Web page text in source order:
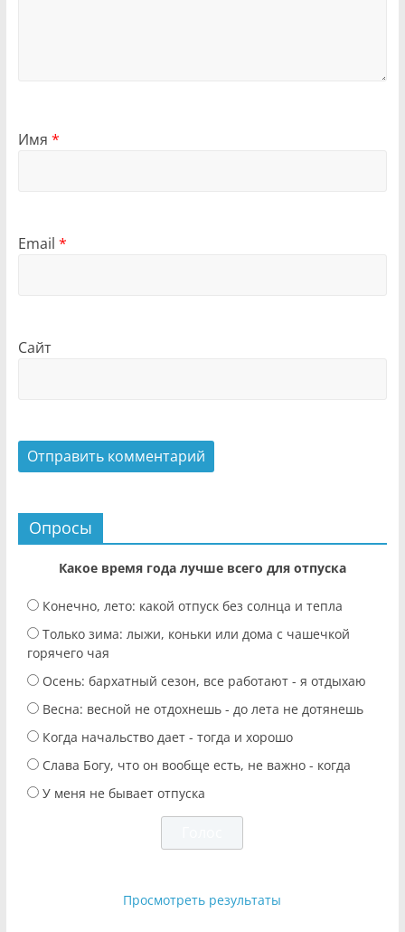
Имя *
Email *
Сайт
Опросы
Какое время года лучше всего для отпуска
Конечно, лето: какой отпуск без солнца и тепла
Только зима: лыжи, коньки или дома с чашечкой
горячего чая
Осень: бархатный сезон, все работают - я отдыхаю
Весна: весной не отдохнешь - до лета не дотянешь
Когда начальство дает - тогда и хорошо
Слава Богу, что он вообще есть, не важно - когда
У меня не бывает отпуска
Просмотреть результаты